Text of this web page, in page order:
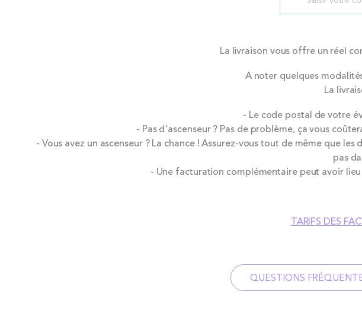
La livraison vous offre un réel
A noter quelques
La
- Le code postal de votre
- Pas d'ascenseur ? Pas de problème, ça vous
- Vous avez un ascenseur ? La chance ! Assurez-vous tout de même que
pas
- Une facturation complémentaire peut avoir
TARIFS DES
QUESTIONS